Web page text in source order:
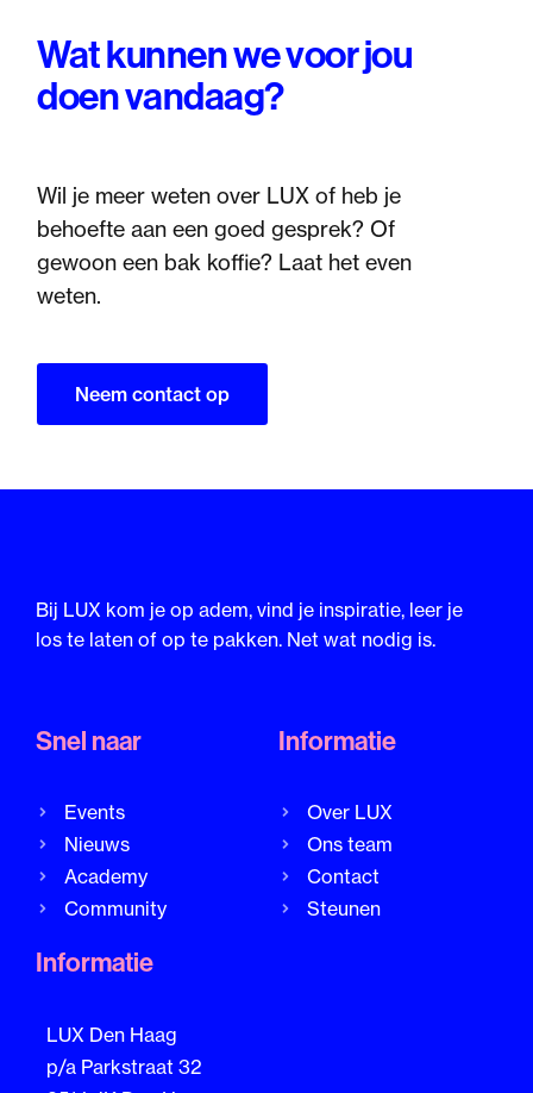
Wat kunnen we voor jou
doen vandaag?
Wil je meer weten over LUX of heb je
behoefte aan een goed gesprek? Of
gewoon een bak koffie? Laat het even
weten.
Neem contact op
Bij LUX kom je op adem, vind je inspiratie, leer je
los te laten of op te pakken. Net wat nodig is.
Snel naar
Events
Nieuws
Academy
Community
Informatie
Over LUX
Ons team
Contact
Steunen
Informatie
LUX Den Haag
p/a Parkstraat 32